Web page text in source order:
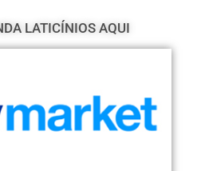
LATICÍNIOS AQUI